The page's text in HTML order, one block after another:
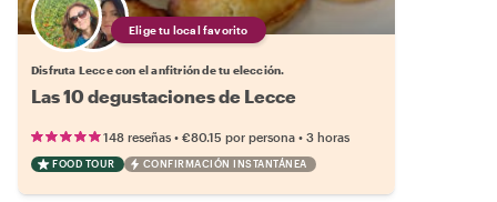
Elige tu local favorito
Disfruta Lecce con el anfitrión de tu elección.
Las 10 degustaciones de Lecce
148 reseñas • €80.15 por persona • 3 horas
FOOD TOUR CONFIRMACIÓN INSTANTÁNEA